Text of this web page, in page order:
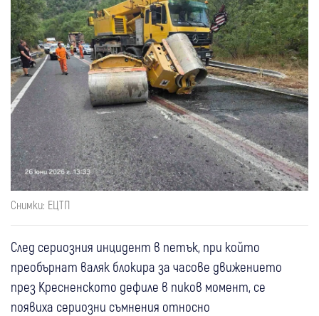
Снимки: ЕЦТП
След сериозния инцидент в петък, при който
преобърнат валяк блокира за часове движението
през Кресненското дефиле в пиков момент, се
появиха сериозни съмнения относно